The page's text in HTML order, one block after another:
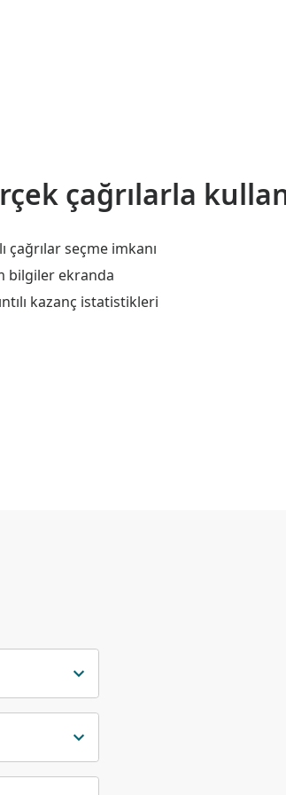
çağrılarla
çağrılar seçme imkanı
bilgiler ekranda
kazanç istatistikleri